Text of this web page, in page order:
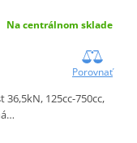
Na centrálnom sklade
Porovnať
36,5kN, 125cc-750cc,